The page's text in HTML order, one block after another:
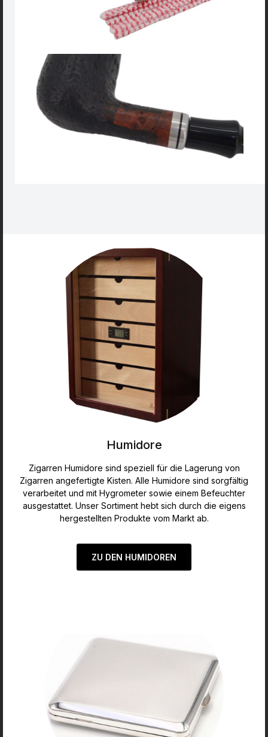
Humidore
Zigarren Humidore sind speziell für die Lagerung von
Zigarren angefertigte Kisten. Alle Humidore sind sorgfältig
verarbeitet und mit Hygrometer sowie einem Befeuchter
ausgestattet. Unser Sortiment hebt sich durch die eigens
hergestellten Produkte vom Markt ab.
ZU DEN HUMIDOREN